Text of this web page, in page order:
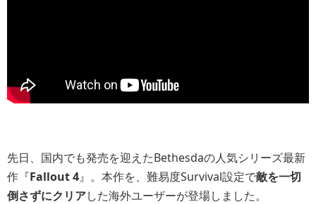
先日、国内でも発売を迎えたBethesdaの人気シリーズ最新
作『Fallout 4』。本作を、難易度Survival設定で敵を一切
倒さずにクリアした海外ユーザーが登場しました。